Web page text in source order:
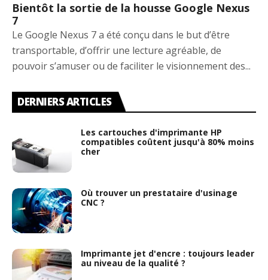
Bientôt la sortie de la housse Google Nexus
7
Le Google Nexus 7 a été conçu dans le but d’être
transportable, d’offrir une lecture agréable, de
pouvoir s’amuser ou de faciliter le visionnement des...
DERNIERS ARTICLES
Les cartouches d'imprimante HP
compatibles coûtent jusqu'à 80% moins
cher
Où trouver un prestataire d'usinage
CNC ?
Imprimante jet d'encre : toujours leader
au niveau de la qualité ?